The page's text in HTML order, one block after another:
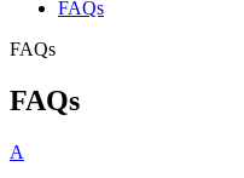
FAQs
FAQs
FAQs
A